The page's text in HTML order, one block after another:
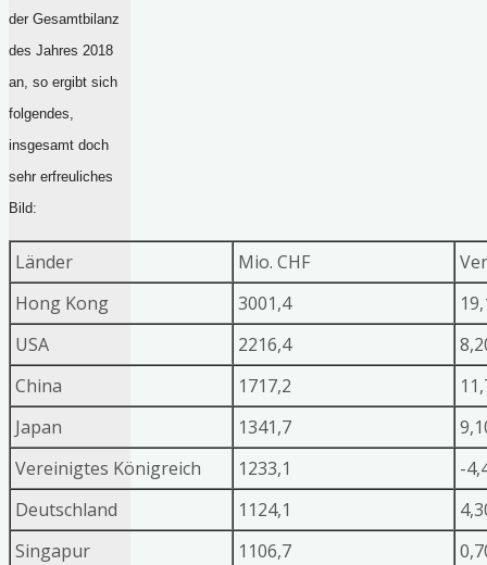
der Gesamtbilanz
des Jahres 2018
an, so ergibt sich
folgendes,
insgesamt doch
sehr erfreuliches
Bild:
Länder Mio. CHF
Hong Kong
3001,4
USA
2216,4
China
1717,2
Japan
1341,7
Vereinigtes Königreich
1233,1
-
Deutschland
1124,1
Singapur
1106,7